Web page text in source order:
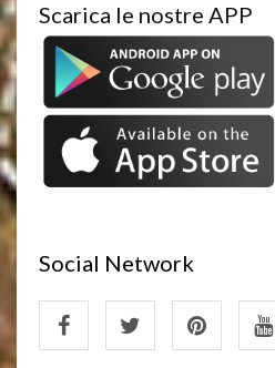
Scarica le nostre APP
Social Network